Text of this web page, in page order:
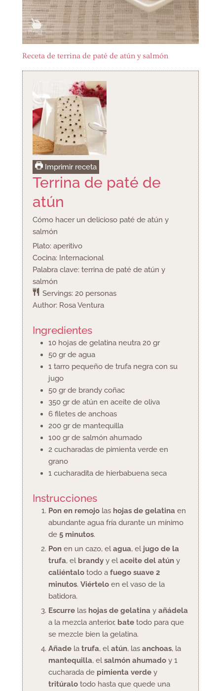
Receta de terrina de paté de atún y salmón
Imprimir receta
Terrina de paté de
atún
Cómo hacer un delicioso paté de atún y
salmón
Plato: aperitivo
Cocina: Internacional
Palabra clave: terrina de paté de atún y
salmón
Servings: 20 personas
Author: Rosa Ventura
Ingredientes
10 hojas de gelatina neutra 20 gr
50 gr de agua
1 tarro pequeño de trufa negra con su
jugo
50 gr de brandy coñac
350 gr de atún en aceite de oliva
6 filetes de anchoas
200 gr de mantequilla
100 gr de salmón ahumado
2 cucharadas de pimienta verde en
grano
1 cucharadita de hierbabuena seca
Instrucciones
Pon en remojolas hojas de gelatina en
abundante agua fría durante un mínimo
de 5 minutos.
Pon en un cazo, elagua, el jugo de la
trufa, el brandy y elaceite del atúny
caliéntalo todo a fuego suave 2
minutos. Viértelo en el vaso de la
batidora.
Escurre las hojas de gelatina y añádela
a la mezcla anterior, bate todo para que
se mezcle bien la gelatina.
Añade la trufa, elatún, las anchoas, la
mantequilla, elsalmón ahumado y 1
cucharada de pimienta verdey
tritúralotodo hasta que quede una